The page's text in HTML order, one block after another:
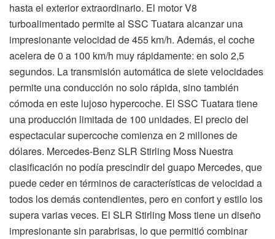
hasta el exterior extraordinario. El motor V8
turboalimentado permite al SSC Tuatara alcanzar una
impresionante velocidad de 455 km/h. Además, el coche
acelera de 0 a 100 km/h muy rápidamente: en solo 2,5
segundos. La transmisión automática de siete velocidades
permite una conducción no solo rápida, sino también
cómoda en este lujoso hypercoche. El SSC Tuatara tiene
una producción limitada de 100 unidades. El precio del
espectacular supercoche comienza en 2 millones de
dólares. Mercedes-Benz SLR Stirling Moss Nuestra
clasificación no podía prescindir del guapo Mercedes, que
puede ceder en términos de características de velocidad a
todos los demás contendientes, pero en confort y estilo los
supera varias veces. El SLR Stirling Moss tiene un diseño
impresionante sin parabrisas, lo que permitió combinar